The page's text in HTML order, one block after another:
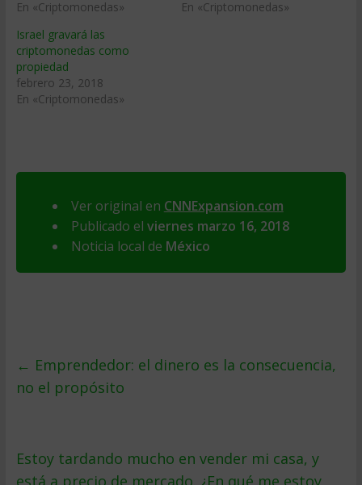
En «Criptomonedas»
En «Criptomonedas»
Israel gravará las
criptomonedas como
propiedad
febrero 23, 2018
En «Criptomonedas»
Ver original en CNNExpansion.com
Publicado el viernes marzo 16, 2018
Noticia local de México
← Emprendedor: el dinero es la consecuencia,
no el propósito
Estoy tardando mucho en vender mi casa, y
está a precio de mercado. ¿En qué me estoy